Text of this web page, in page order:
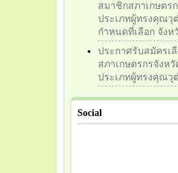
สมาชิกสภาเกษตร
ประเภทผู้ทรงคุณวุ
กำหนดที่เลือก จังห
ประกาศรับสมัครเ
สภาเกษตรกรจังหวั
ประเภทผู้ทรงคุณวุ
Social